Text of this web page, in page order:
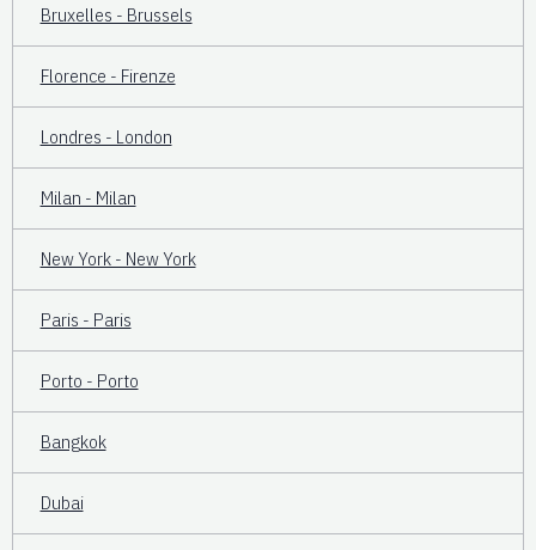
Bruxelles - Brussels
Florence - Firenze
Londres - London
Milan - Milan
New York - New York
Paris - Paris
Porto - Porto
Bangkok
Dubai